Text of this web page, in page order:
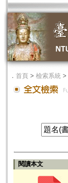
． 首頁 > 檢索系統 >
閱讀本文